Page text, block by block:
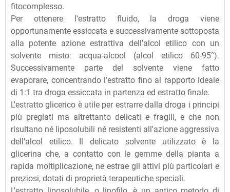
fitocomplesso.
Per ottenere l'estratto fluido, la droga viene
opportunamente essiccata e successivamente sottoposta
alla potente azione estrattiva dell'alcol etilico con un
solvente misto: acqua-alcool (alcol etilico 60-95°).
Successivamente parte del solvente viene fatto
evaporare, concentrando l'estratto fino al rapporto ideale
di 1:1 tra droga essiccata in partenza ed estratto finale.
L'estratto glicerico è utile per estrarre dalla droga i principi
più pregiati ma altrettanto delicati e fragili, e che non
risultano né liposolubili né resistenti all'azione aggressiva
dell'alcol etilico. Il delicato solvente utilizzato è la
glicerina che, a contatto con le gemme della pianta a
rapida moltiplicazione, ne estrae gli attivi più particolari e
preziosi, dotati di proprietà terapeutiche speciali.